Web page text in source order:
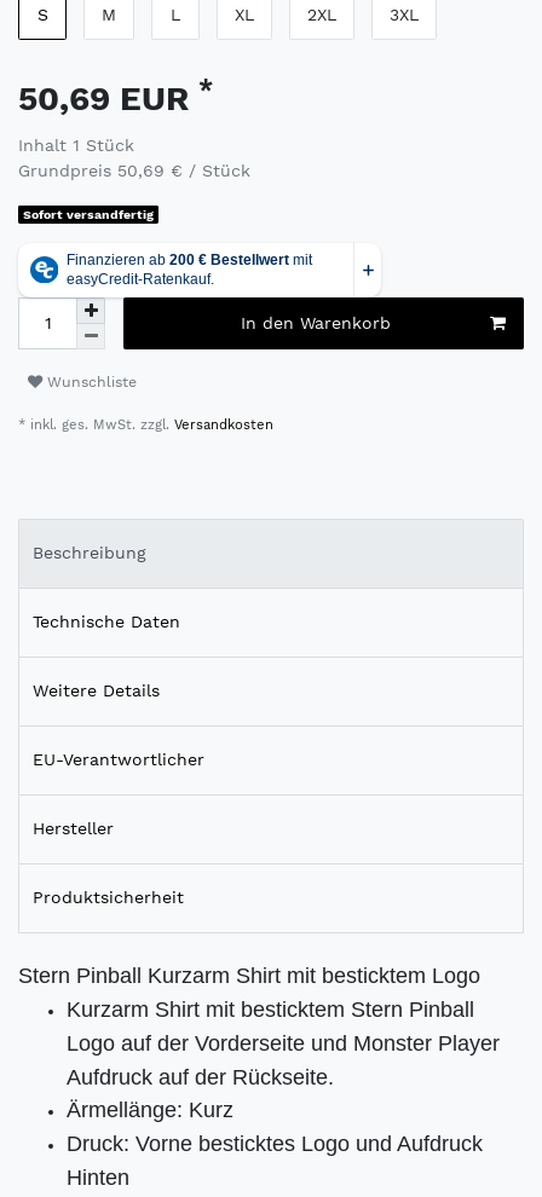
S M L XL 2XL 3XL
50,69 EUR *
Inhalt 1 Stück
Grundpreis 50,69 € / Stück
Sofort versandfertig
In den Warenkorb
Wunschliste
* inkl. ges. MwSt. zzgl. Versandkosten
Beschreibung
Technische Daten
Weitere Details
EU-Verantwortlicher
Hersteller
Produktsicherheit
Stern Pinball Kurzarm Shirt mit besticktem Logo
Kurzarm Shirt mit besticktem Stern Pinball
Logo auf der Vorderseite und Monster Player
Aufdruck auf der Rückseite.
Ärmellänge: Kurz
Druck: Vorne besticktes Logo und Aufdruck
Hinten